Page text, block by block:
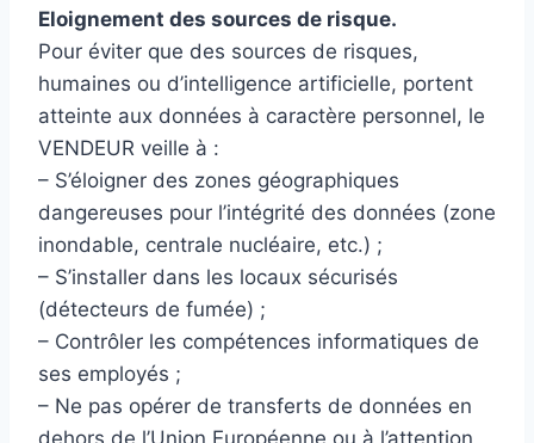
Eloignement des sources de risque.
Pour éviter que des sources de risques,
humaines ou d’intelligence artificielle, portent
atteinte aux données à caractère personnel, le
VENDEUR veille à :
– S’éloigner des zones géographiques
dangereuses pour l’intégrité des données (zone
inondable, centrale nucléaire, etc.) ;
– S’installer dans les locaux sécurisés
(détecteurs de fumée) ;
– Contrôler les compétences informatiques de
ses employés ;
– Ne pas opérer de transferts de données en
dehors de l’Union Européenne ou à l’attention